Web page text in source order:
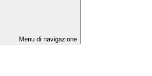
Menu di navigazione